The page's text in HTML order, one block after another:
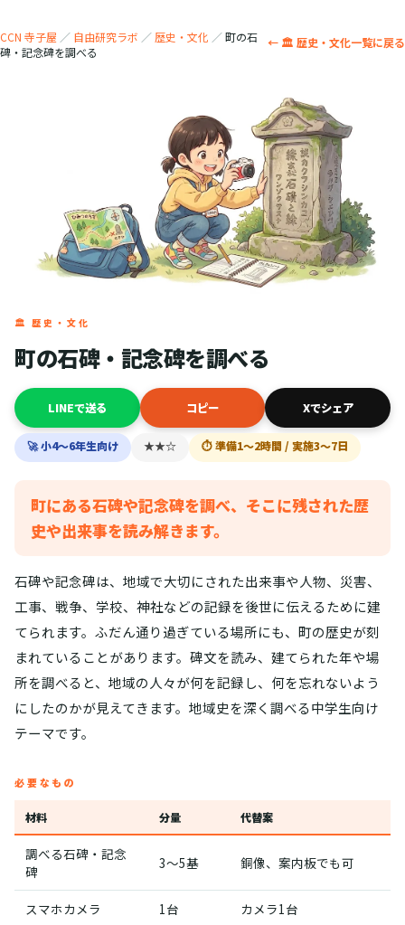
CCN 寺子屋 ／ 自由研究ラボ ／ 歴史・文化 ／町の石
碑・記念碑を調べる
← 🏛️ 歴史・文化一覧に戻る
🏛️ 歴史・文化
町の石碑・記念碑を調べる
LINEで送る コピー Xでシェア
🚀 小4〜6年生向け ★★☆ ⏱ 準備1〜2時間 / 実施3〜7日
町にある石碑や記念碑を調べ、そこに残された歴
史や出来事を読み解きます。
石碑や記念碑は、地域で大切にされた出来事や人物、災害、
工事、戦争、学校、神社などの記録を後世に伝えるために建
てられます。ふだん通り過ぎている場所にも、町の歴史が刻
まれていることがあります。碑文を読み、建てられた年や場
所を調べると、地域の人々が何を記録し、何を忘れないよう
にしたのかが見えてきます。地域史を深く調べる中学生向け
テーマです。
必要なもの
材料 分量 代替案
調べる石碑・記念
碑
3〜5基 銅像、案内板でも可
スマホカメラ 1台 カメラ1台